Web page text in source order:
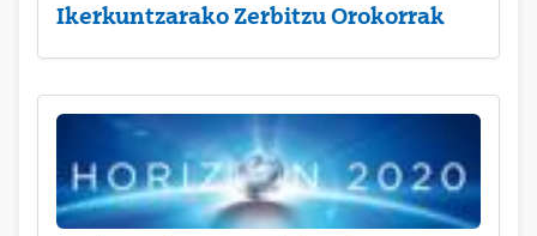
Ikerkuntzarako Zerbitzu Orokorrak